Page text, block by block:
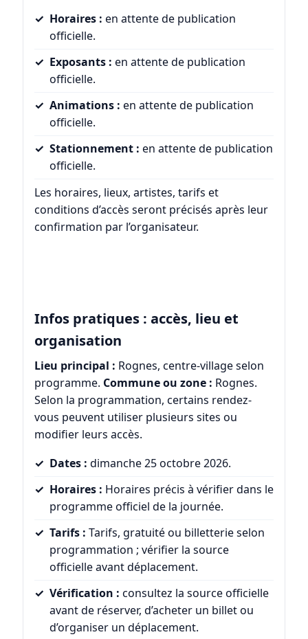
Horaires : en attente de publication
officielle.
Exposants : en attente de publication
officielle.
Animations : en attente de publication
officielle.
Stationnement : en attente de publication
officielle.
Les horaires, lieux, artistes, tarifs et
conditions d’accès seront précisés après leur
confirmation par l’organisateur.
Infos pratiques : accès, lieu et
organisation
Lieu principal : Rognes, centre-village selon
programme. Commune ou zone : Rognes.
Selon la programmation, certains rendez-
vous peuvent utiliser plusieurs sites ou
modifier leurs accès.
Dates : dimanche 25 octobre 2026.
Horaires : Horaires précis à vérifier dans le
programme officiel de la journée.
Tarifs : Tarifs, gratuité ou billetterie selon
programmation ; vérifier la source
officielle avant déplacement.
Vérification : consultez la source officielle
avant de réserver, d’acheter un billet ou
d’organiser un déplacement.